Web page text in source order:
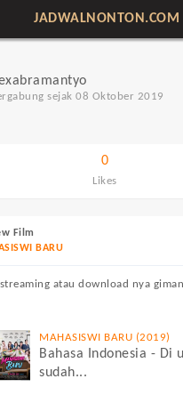
JADWALNONTON.COM
sejak 08 Oktober 2019
0
Likes
Film
BARU
atau download nya
MAHASISWI BARU (2019)
Bahasa Indonesia - Di
sudah...